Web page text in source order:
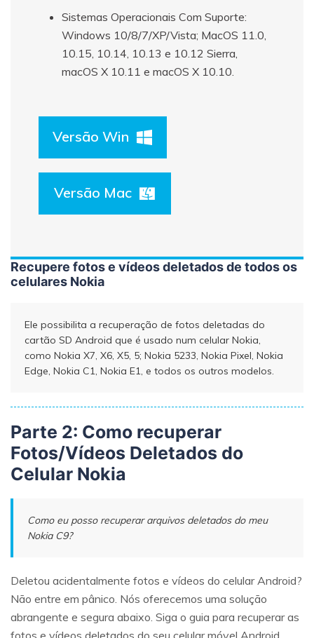
Sistemas Operacionais Com Suporte:
Windows 10/8/7/XP/Vista; MacOS 11.0,
10.15, 10.14, 10.13 e 10.12 Sierra,
macOS X 10.11 e macOS X 10.10.
Versão Win
Versão Mac
Recupere fotos e vídeos deletados de todos os
celulares Nokia
Ele possibilita a recuperação de fotos deletadas do
cartão SD Android que é usado num celular Nokia,
como Nokia X7, X6, X5, 5; Nokia 5233, Nokia Pixel, Nokia
Edge, Nokia C1, Nokia E1, e todos os outros modelos.
Parte 2: Como recuperar
Fotos/Vídeos Deletados do
Celular Nokia
Como eu posso recuperar arquivos deletados do meu
Nokia C9?
Deletou acidentalmente fotos e vídeos do celular Android?
Não entre em pânico. Nós oferecemos uma solução
abrangente e segura abaixo. Siga o guia para recuperar as